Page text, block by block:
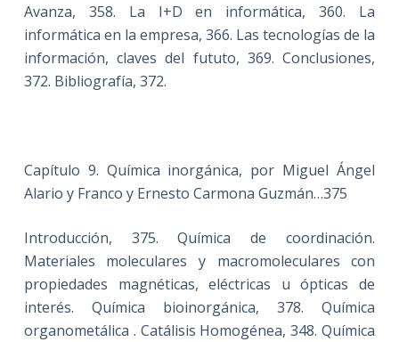
Avanza, 358. La I+D en informática, 360. La
informática en la empresa, 366. Las tecnologías de la
información, claves del fututo, 369. Conclusiones,
372. Bibliografía, 372.
Capítulo 9. Química inorgánica, por Miguel Ángel
Alario y Franco y Ernesto Carmona Guzmán…375
Introducción, 375. Química de coordinación.
Materiales moleculares y macromoleculares con
propiedades magnéticas, eléctricas u ópticas de
interés. Química bioinorgánica, 378. Química
organometálica . Catálisis Homogénea, 348. Química